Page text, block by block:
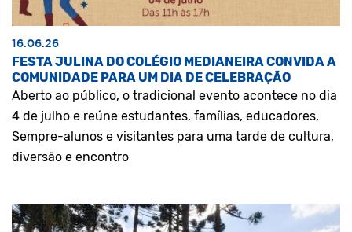
16.06.26
FESTA JULINA DO COLÉGIO MEDIANEIRA CONVIDA A
COMUNIDADE PARA UM DIA DE CELEBRAÇÃO
Aberto ao público, o tradicional evento acontece no dia
4 de julho e reúne estudantes, famílias, educadores,
Sempre-alunos e visitantes para uma tarde de cultura,
diversão e encontro